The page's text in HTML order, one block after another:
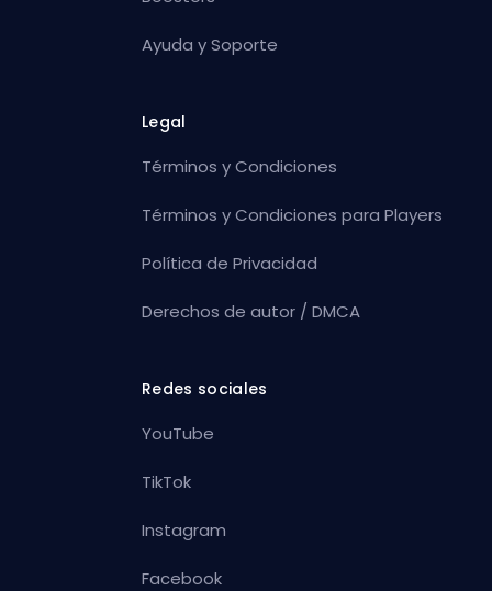
Ayuda y Soporte
Legal
Términos y Condiciones
Términos y Condiciones para Players
Política de Privacidad
Derechos de autor / DMCA
Redes sociales
YouTube
TikTok
Instagram
Facebook